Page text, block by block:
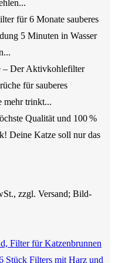
für 6 Monate sauberes
5 Minuten in Wasser
– Der Aktivkohlefilter
für sauberes
mehr trinkt...
Qualität und 100 %
Deine Katze soll nur das
zzgl. Versand; Bild-